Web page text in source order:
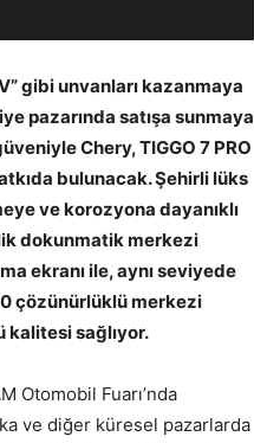
gibi unvanları kazanmaya
pazarında satışa sunmaya
Chery, TIGGO 7 PRO
bulunacak. Şehirli lüks
ve korozyona dayanıklı
dokunmatik merkezi
ekranı ile, aynı seviyede
çözünürlüklü merkezi
kalitesi sağlıyor.
Otomobil Fuarı’nda
ve diğer küresel pazarlarda